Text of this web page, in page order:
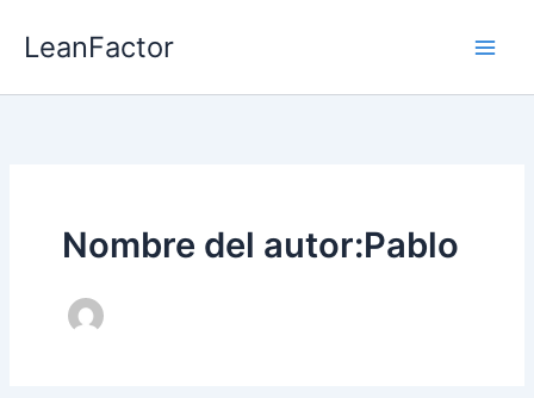
LeanFactor
Nombre del autor:Pablo